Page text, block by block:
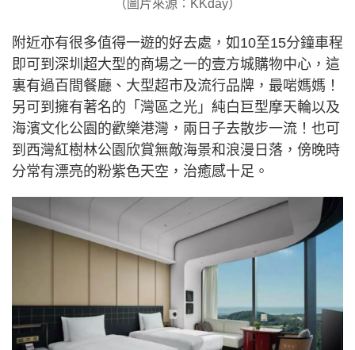
（圖片來源：KKday）
附近亦有很多值得一遊的好去處，如10至15分鐘車程
即可到深圳超大型的商場之一的壹方城購物中心，這
裏有過百間餐廳、大型超市及流行品牌，最啱媽媽！
另可到擁有著名的「灣區之光」純白巨型摩天輪以及
海濱文化公園的歡樂港灣，兩日子去散步一流！也可
到西灣紅樹林公園欣賞無敵海景和浪漫日落，傍晚時
分常有漂亮的粉紫色天空，治癒感十足。